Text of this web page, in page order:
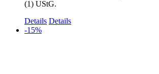
(1) UStG.
Details Details
-15%